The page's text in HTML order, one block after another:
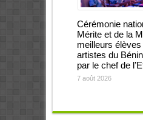
Cérémonie
Mérite et de la
meilleurs
artistes du
par le chef de
7 août 2026